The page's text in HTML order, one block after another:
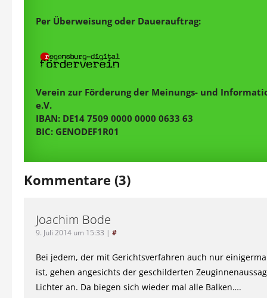
Per Überweisung oder Dauerauftrag:
Verein zur Förderung der Meinungs- und
e.V.
IBAN: DE14 7509 0000 0000 0633 63
BIC: GENODEF1R01
Kommentare (3)
Joachim Bode
9. Juli 2014 um 15:33 | #
Bei jedem, der mit Gerichtsverfahren auch nur
ist, gehen angesichts der geschilderten
Lichter an. Da biegen sich wieder mal alle Balken….